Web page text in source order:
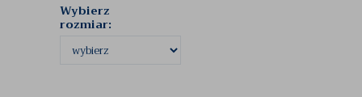
Wybierz
rozmiar: